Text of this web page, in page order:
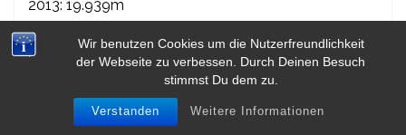
Wir benutzen Cookies um die Nutzerfreundlichkeit
der Webseite zu verbessen. Durch Deinen Besuch
stimmst Du dem zu.
Verstanden Weitere Informationen
2013: 19.939m
2011: 15.057m
2010: 12.518m